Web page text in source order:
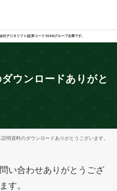
社デジタリフト(証券コード:9244)グループ企業です。
ウンロードありがと
明資料のダウンロードありがとうございます。
い合わせありがとうござ
す。